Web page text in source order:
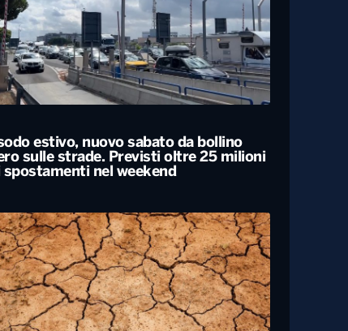
Top News